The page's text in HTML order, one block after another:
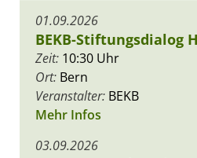
01.09.2026
BEKB-Stiftungsdialog
Zeit: 10:30 Uhr
Ort: Bern
Veranstalter: BEKB
Mehr Infos
03.09.2026